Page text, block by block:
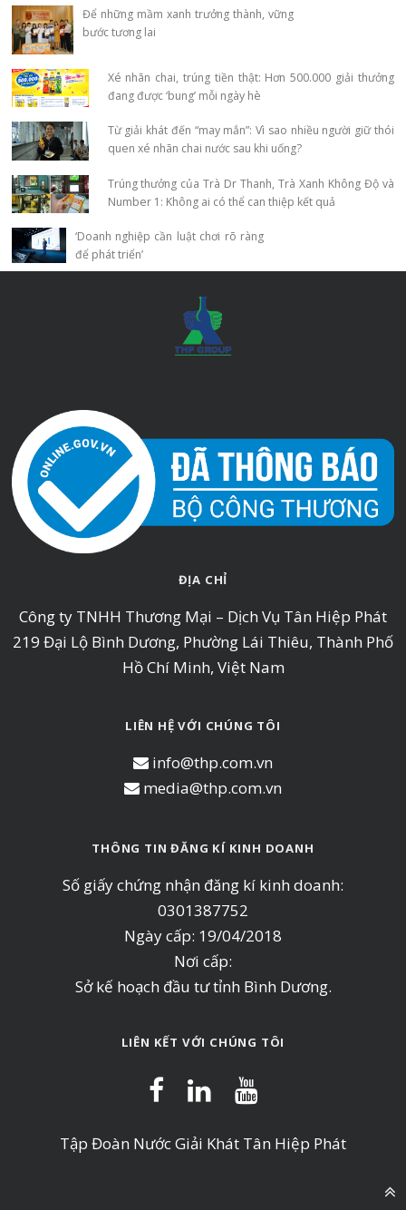
Để những mầm xanh trưởng thành, vững
bước tương lai
Xé nhãn chai, trúng tiền thật: Hơn 500.000 giải thưởng
đang được ‘bung’ mỗi ngày hè
Từ giải khát đến “may mắn”: Vì sao nhiều người giữ thói
quen xé nhãn chai nước sau khi uống?
Trúng thưởng của Trà Dr Thanh, Trà Xanh Không Độ và
Number 1: Không ai có thể can thiệp kết quả
‘Doanh nghiệp cần luật chơi rõ ràng
để phát triển’
ĐỊA CHỈ
Công ty TNHH Thương Mại – Dịch Vụ Tân Hiệp Phát
219 Đại Lộ Bình Dương, Phường Lái Thiêu, Thành Phố
Hồ Chí Minh, Việt Nam
LIÊN HỆ VỚI CHÚNG TÔI
info@thp.com.vn
media@thp.com.vn
THÔNG TIN ĐĂNG KÍ KINH DOANH
Số giấy chứng nhận đăng kí kinh doanh:
0301387752
Ngày cấp: 19/04/2018
Nơi cấp:
Sở kế hoạch đầu tư tỉnh Bình Dương.
LIÊN KẾT VỚI CHÚNG TÔI
Tập Đoàn Nước Giải Khát Tân Hiệp Phát